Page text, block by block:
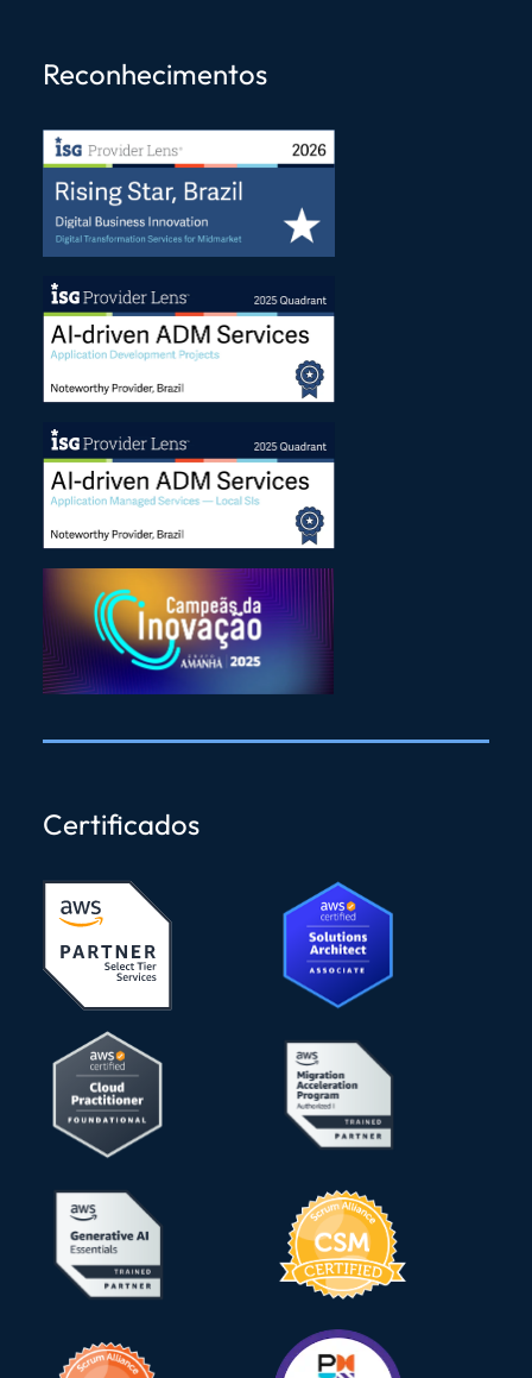
Reconhecimentos
Certificados